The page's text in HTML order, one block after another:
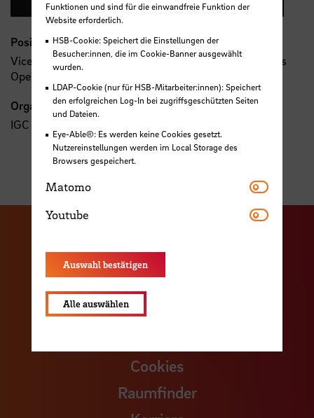
Position
Vice President Head of Cargo & Cabin Systems, Airbus
Operations GmbH
Organisation
IGC Unternehmensbeirat
Zu unserer Instagram Seite
Cookies
Raumfinder
Funktionen und sind für die einwandfreie Funktion der
Website erforderlich.
HSB-Cookie: Speichert die Einstellungen der
Besucher:innen, die im Cookie-Banner ausgewählt
wurden.
LDAP-Cookie (nur für HSB-Mitarbeiter:innen): Speichert
den erfolgreichen Log-In bei zugriffsgeschützten Seiten
und Dateien.
Eye-Able®: Es werden keine Cookies gesetzt.
Nutzereinstellungen werden im Local Storage des
Browsers gespeichert.
Matomo Matomo
Youtube Youtube
Auswahl bestätigen
Alle auswählen